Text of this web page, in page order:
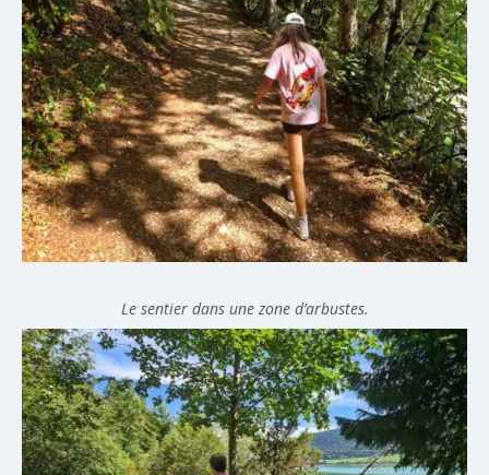
Le sentier dans une zone d’arbustes.